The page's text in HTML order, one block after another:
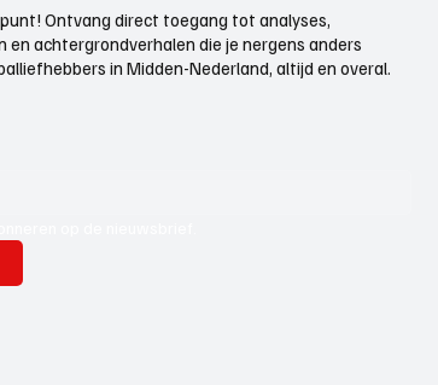
Ontvang direct toegang tot analyses,
achtergrondverhalen die je nergens anders
in Midden-Nederland, altijd en overal.